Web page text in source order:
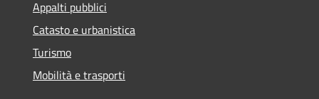
Appalti pubblici
Catasto e urbanistica
Turismo
Mobilità e trasporti